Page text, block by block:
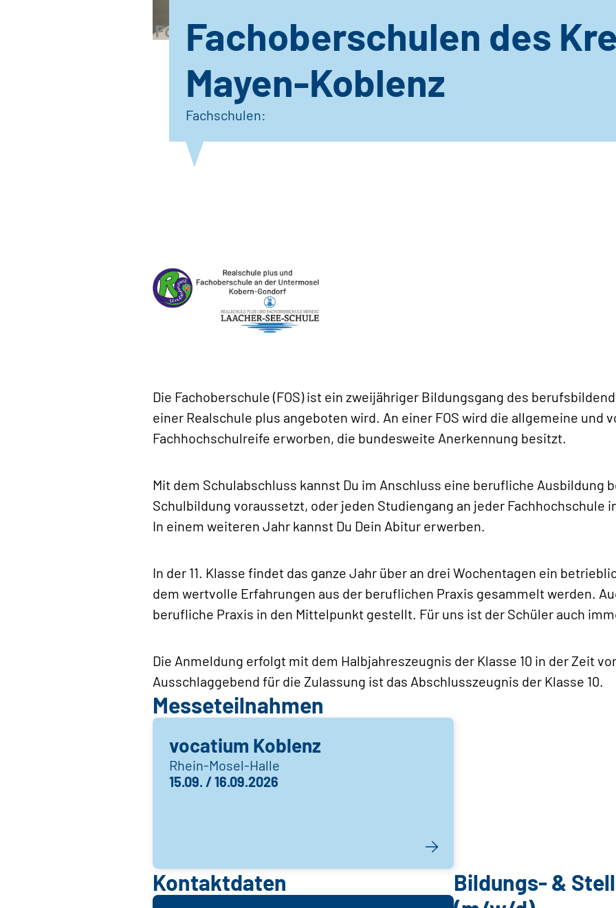
Fachoberschulen des
Mayen-Koblenz
Fachschulen:
Die Fachoberschule (FOS) ist ein zweijähriger Bildungsgang des
einer Realschule plus angeboten wird. An einer FOS wird die allgemeine und
Fachhochschulreife erworben, die bundesweite Anerkennung besitzt.
Mit dem Schulabschluss kannst Du im Anschluss eine berufliche Ausbildung
Schulbildung voraussetzt, oder jeden Studiengang an jeder Fachhochschule
In einem weiteren Jahr kannst Du Dein Abitur erwerben.
In der 11. Klasse findet das ganze Jahr über an drei Wochentagen ein
dem wertvolle Erfahrungen aus der beruflichen Praxis gesammelt werden.
berufliche Praxis in den Mittelpunkt gestellt. Für uns ist der Schüler auch
Die Anmeldung erfolgt mit dem Halbjahreszeugnis der Klasse 10 in der Zeit
Ausschlaggebend für die Zulassung ist das Abschlusszeugnis der Klasse 10.
Messeteilnahmen
vocatium Koblenz
Rhein-Mosel-Halle
15.09. / 16.09.2026
Kontaktdaten
Bildungs- &